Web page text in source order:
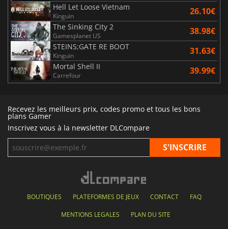
Hell Let Loose Vietnam
Kinguin 26.10€
The Sinking City 2
Gamesplanet US 38.98€
STEINS;GATE RE BOOT
Kinguin 31.63€
Mortal Shell II
Carrefour 39.99€
Recevez les meilleurs prix, codes promo et tous les bons
plans Gamer
Inscrivez vous à la newsletter DLCompare
BOUTIQUES PLATEFORMES DE JEUX CONTACT FAQ
MENTIONS LEGALES PLAN DU SITE